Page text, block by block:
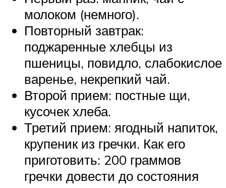
молоком (немного).
Повторный завтрак:
поджаренные хлебцы из
пшеницы, повидло, слабокислое
варенье, некрепкий чай.
Второй прием: постные щи,
кусочек хлеба.
Третий прием: ягодный напиток,
крупеник из гречки. Как его
приготовить: 200 граммов
гречки довести до состояния